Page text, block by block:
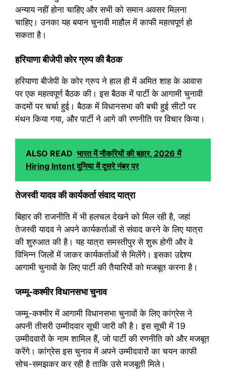
अन्याय नहीं होना चाहिए और सभी को समान अवसर मिलना
चाहिए। उनका यह बयान चुनावी माहौल में काफी महत्वपूर्ण हो
सकता है।
हरियाणा बीजेपी कोर ग्रुप की बैठक
हरियाणा बीजेपी के कोर ग्रुप ने हाल ही में अमित शाह के आवास
पर एक महत्वपूर्ण बैठक की। इस बैठक में पार्टी के आगामी चुनावी
कदमों पर चर्चा हुई। बैठक में विधानसभा की बची हुई सीटों पर
मंथन किया गया, और पार्टी ने आगे की रणनीति पर विचार किया।
ALSO READ भारत में नौकरियों की बहार, 2026 में
Hiring Intent दुनिया में दूसरे नंबर पर
तेजस्वी यादव की कार्यकर्ता संवाद यात्रा
बिहार की राजनीति में भी हलचल देखने को मिल रही है, जहां
तेजस्वी यादव ने अपने कार्यकर्ताओं से संवाद करने के लिए यात्रा
की शुरुआत की है। यह यात्रा समस्तीपुर से शुरू होगी और वे
विभिन्न जिलों में जाकर कार्यकर्ताओं से मिलेंगे। इसका उद्देश्य
आगामी चुनावों के लिए पार्टी की तैयारियों को मजबूत करना है।
जम्मू-कश्मीर विधानसभा चुनाव
जम्मू-कश्मीर में आगामी विधानसभा चुनावों के लिए कांग्रेस ने
अपनी तीसरी उम्मीदवार सूची जारी की है। इस सूची में 19
उम्मीदवारों के नाम शामिल हैं, जो पार्टी की रणनीति को और मजबूत
करेंगे। कांग्रेस इस चुनाव में अपने उम्मीदवारों का चयन काफी
सोच-समझकर कर रही है ताकि उसे मजबूती मिले।